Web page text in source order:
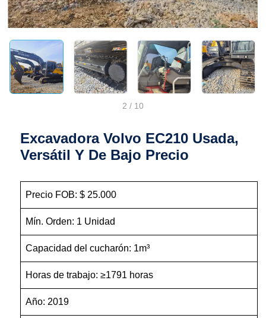
2 / 10
Excavadora Volvo EC210 Usada,
Versátil Y De Bajo Precio
Precio FOB: $ 25.000
Mín. Orden: 1 Unidad
Capacidad del cucharón: 1m³
Horas de trabajo: ≥1791 horas
Año: 2019